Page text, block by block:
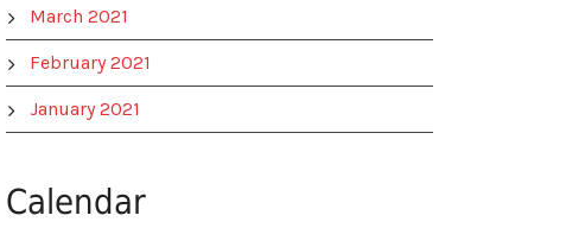
March 2021
February 2021
January 2021
Calendar